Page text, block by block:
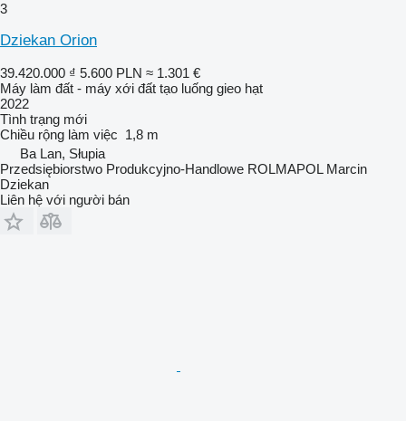
3
Dziekan Orion
39.420.000 ₫ 5.600 PLN ≈ 1.301 €
Máy làm đất - máy xới đất tạo luống gieo hạt
2022
Tình trạng mới
Chiều rộng làm việc 1,8 m
Ba Lan, Słupia
Przedsiębiorstwo Produkcyjno-Handlowe ROLMAPOL Marcin
Dziekan
Liên hệ với người bán